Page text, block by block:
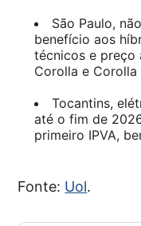
São Paulo,
benefício aos
técnicos e preço
Corolla e Corolla
Tocantins,
até o fim de
primeiro IPVA,
Fonte: Uol.